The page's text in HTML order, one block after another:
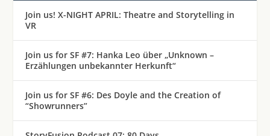
Join us! X-NIGHT APRIL: Theatre and Storytelling in
VR
Join us for SF #7: Hanka Leo über „Unknown –
Erzählungen unbekannter Herkunft“
Join us for SF #6: Des Doyle and the Creation of
“Showrunners”